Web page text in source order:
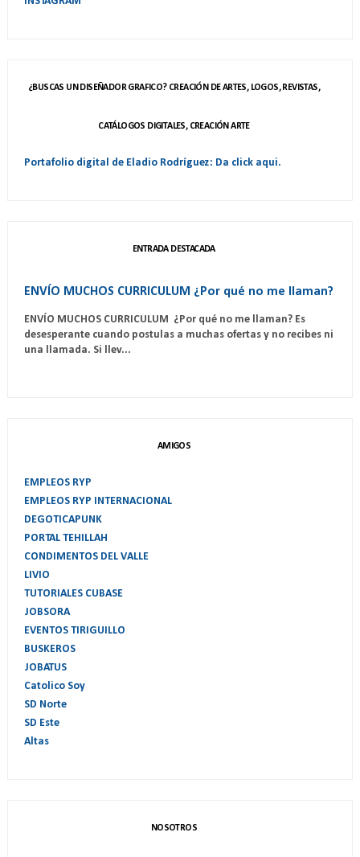
¿BUSCAS UN DISEÑADOR GRAFICO? CREACIÓN DE ARTES, LOGOS, REVISTAS,
CATÁLOGOS DIGITALES, CREACIÓN ARTE
Portafolio digital de Eladio Rodríguez: Da click aqui.
ENTRADA DESTACADA
ENVÍO MUCHOS CURRICULUM ¿Por qué no me llaman?
ENVÍO MUCHOS CURRICULUM ¿Por qué no me llaman? Es
desesperante cuando postulas a muchas ofertas y no recibes ni
una llamada. Si llev...
AMIGOS
EMPLEOS RYP
EMPLEOS RYP INTERNACIONAL
DEGOTICAPUNK
PORTAL TEHILLAH
CONDIMENTOS DEL VALLE
LIVIO
TUTORIALES CUBASE
JOBSORA
EVENTOS TIRIGUILLO
BUSKEROS
JOBATUS
Catolico Soy
SD Norte
SD Este
Altas
NOSOTROS